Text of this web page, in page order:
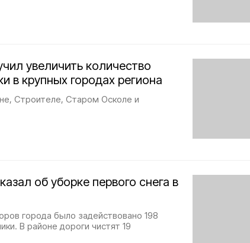
увеличить количество
в крупных городах региона
Строителе, Старом Осколе и
об уборке первого снега в
города было задействовано 198
В районе дороги чистят 19